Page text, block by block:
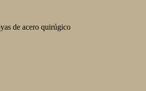
de acero quirúgico